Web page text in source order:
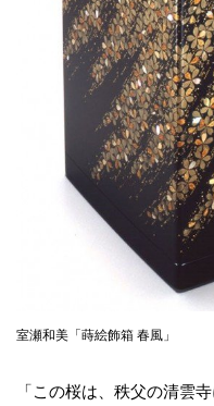
室瀬和美「蒔絵飾箱 春風」
「この桜は、秩父の清雲